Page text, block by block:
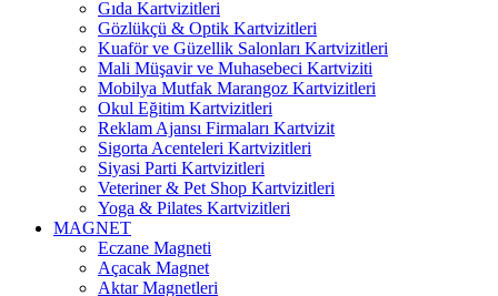
Gıda Kartvizitleri
Gözlükçü & Optik Kartvizitleri
Kuaför ve Güzellik Salonları Kartvizitleri
Mali Müşavir ve Muhasebeci Kartviziti
Mobilya Mutfak Marangoz Kartvizitleri
Okul Eğitim Kartvizitleri
Reklam Ajansı Firmaları Kartvizit
Sigorta Acenteleri Kartvizitleri
Siyasi Parti Kartvizitleri
Veteriner & Pet Shop Kartvizitleri
Yoga & Pilates Kartvizitleri
MAGNET
Eczane Magneti
Açacak Magnet
Aktar Magnetleri